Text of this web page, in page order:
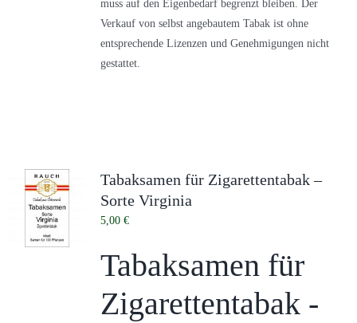
muss auf den Eigenbedarf begrenzt bleiben. Der
Verkauf von selbst angebautem Tabak ist ohne
entsprechende Lizenzen und Genehmigungen nicht
gestattet.
Tabaksamen für Zigarettentabak –
Sorte Virginia
5,00 €
Tabaksamen für
Zigarettentabak -